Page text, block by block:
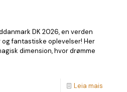
DK 2026, en verden
fantastiske oplevelser! Her
dimension, hvor drømme
Leia mais